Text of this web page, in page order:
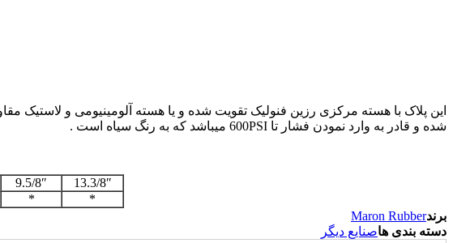
شده و قادر به وارد نمودن فشار تا 600PSI میباشد که به رنگ سیاه است .
9.5/8″
13.3/8″
*
*
برندMaron Rubber
دسته بندی هاصنایع دیگر